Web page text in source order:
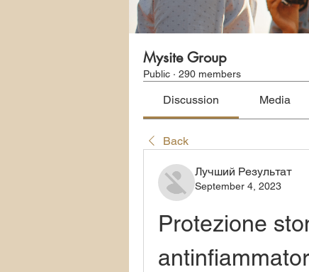
Mysite Group
Public · 290 members
Discussion Media
Back
Лучший Результат
September 4, 2023
Protezione